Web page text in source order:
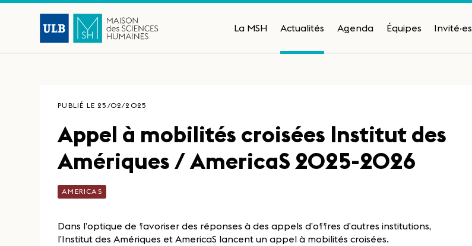
La MSH Actualités Agenda Équipes Invité·es
PUBLIÉ LE 25/02/2025
Appel à mobilités croisées Institut des
Amériques / AmericaS 2025-2026
AMERICAS
Dans l’optique de favoriser des réponses à des appels d’offres d’autres institutions,
l’Institut des Amériques et AmericaS lancent un appel à mobilités croisées.